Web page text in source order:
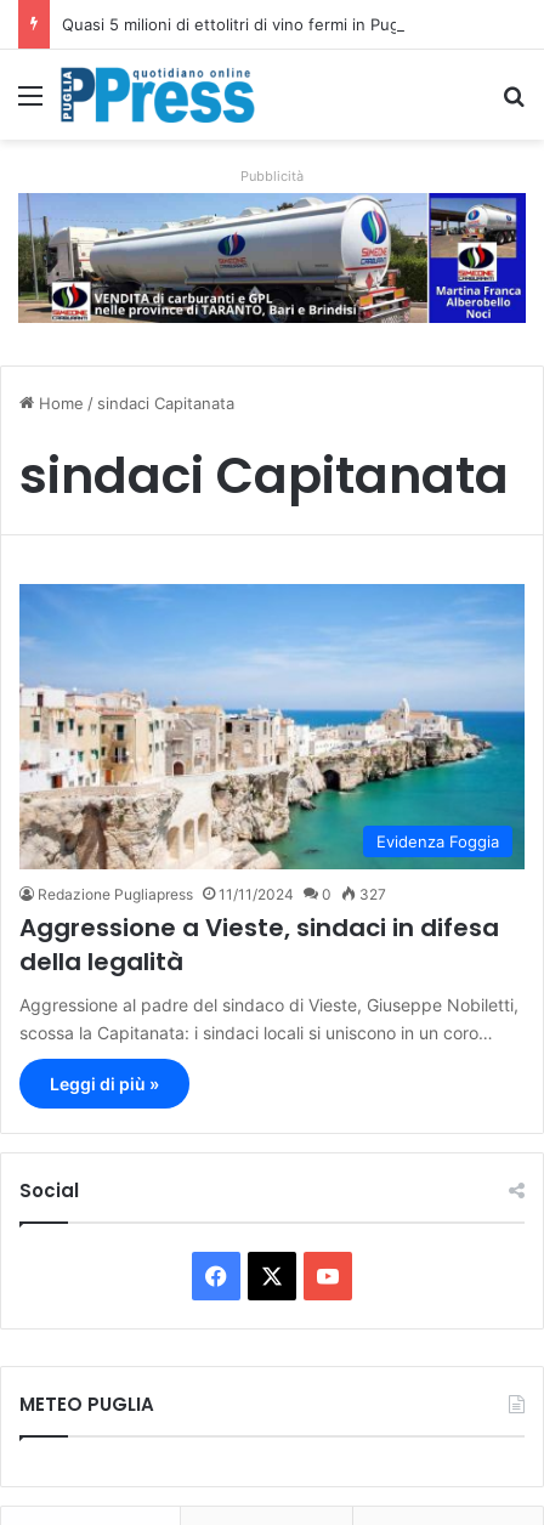
Menu
Pubblicità
Home / sindaci Capitanata
sindaci Capitanata
Evidenza Foggia
Redazione Pugliapress 11/11/2024 0 327
Aggressione a Vieste, sindaci in difesa
della legalità
Aggressione al padre del sindaco di Vieste, Giuseppe Nobiletti,
scossa la Capitanata: i sindaci locali si uniscono in un coro…
Leggi di più »
Social
a
c
o
u
METEO PUGLIA